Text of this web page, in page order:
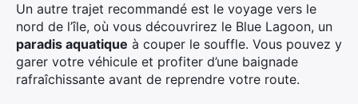
Un autre trajet recommandé est le voyage vers le
nord de l’île, où vous découvrirez le Blue Lagoon, un
paradis aquatique à couper le souffle. Vous pouvez y
garer votre véhicule et profiter d’une baignade
rafraîchissante avant de reprendre votre route.